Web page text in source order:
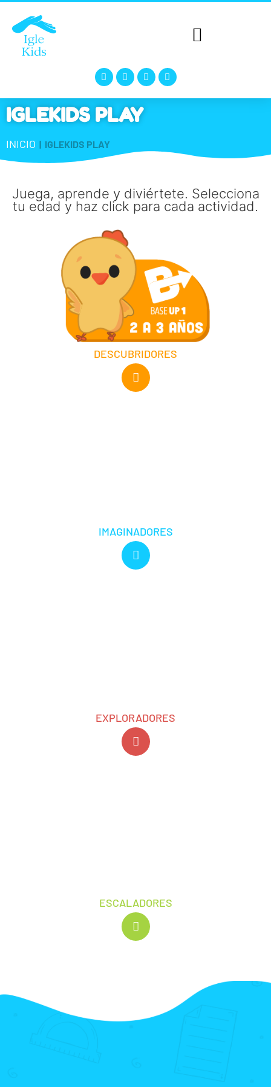
IGLEKIDS PLAY
INICIO | IGLEKIDS PLAY
Juega, aprende y diviértete. Selecciona
tu edad y haz click para cada actividad.
DESCUBRIDORES
IMAGINADORES
EXPLORADORES
ESCALADORES